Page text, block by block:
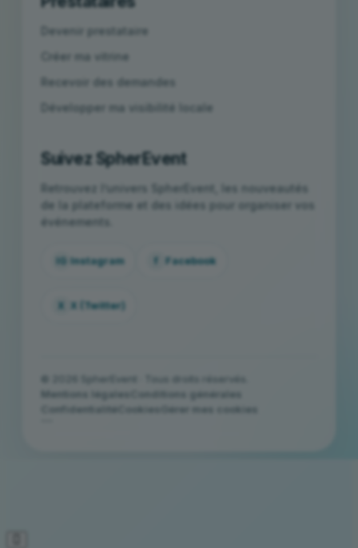
Devenir prestataire
Créer ma vitrine
Recevoir des demandes
Développer ma visibilité locale
Suivez SpherEvent
Retrouvez l’univers SpherEvent, les nouveautés
de la plateforme et des idées pour organiser vos
événements.
IG Instagram f Facebook
X X (Twitter)
© 2026 SpherEvent · Tous droits réservés.
Mentions légales
Conditions générales
Confidentialité Cookies Gérer mes cookies